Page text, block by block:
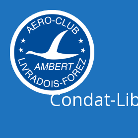
contenu
Condat-